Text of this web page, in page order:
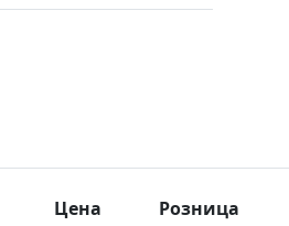
Цена Розница